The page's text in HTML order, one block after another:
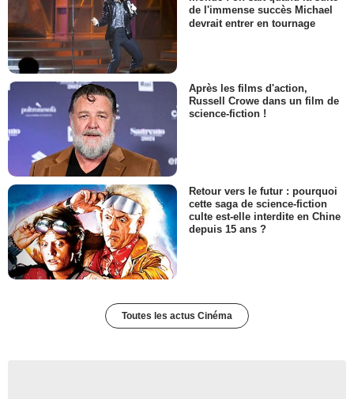
de l'immense succès Michael
devrait entrer en tournage
Après les films d'action,
Russell Crowe dans un film de
science-fiction !
Retour vers le futur : pourquoi
cette saga de science-fiction
culte est-elle interdite en Chine
depuis 15 ans ?
Toutes les actus Cinéma